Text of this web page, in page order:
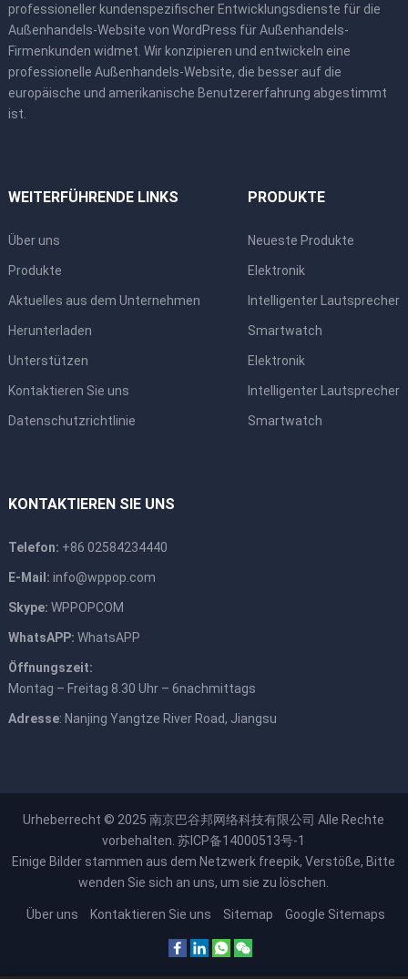
professioneller kundenspezifischer Entwicklungsdienste für die
Außenhandels-Website von WordPress für Außenhandels-
Firmenkunden widmet. Wir konzipieren und entwickeln eine
professionelle Außenhandels-Website, die besser auf die
europäische und amerikanische Benutzererfahrung abgestimmt
ist.
WEITERFÜHRENDE LINKS
Über uns
Produkte
Aktuelles aus dem Unternehmen
Herunterladen
Unterstützen
Kontaktieren Sie uns
Datenschutzrichtlinie
PRODUKTE
Neueste Produkte
Elektronik
Intelligenter Lautsprecher
Smartwatch
Elektronik
Intelligenter Lautsprecher
Smartwatch
KONTAKTIEREN SIE UNS
Telefon: +86 02584234440
E-Mail: info@wppop.com
Skype: WPPOPCOM
WhatsAPP: WhatsAPP
Öffnungszeit:
Montag – Freitag 8.30 Uhr – 6nachmittags
Adresse: Nanjing Yangtze River Road, Jiangsu
Urheberrecht © 2025南京巴谷邦网络科技有限公司 Alle Rechte
vorbehalten.苏ICP备14000513号-1
Einige Bilder stammen aus dem Netzwerk freepik, Verstöße, Bitte
wenden Sie sich an uns, um sie zu löschen.
Über uns Kontaktieren Sie uns Sitemap Google Sitemaps